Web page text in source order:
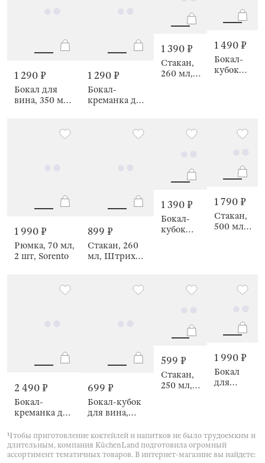
1 290 ₽
Бокал для
вина, 350 мл,
1 290 ₽
Бокал-
креманка для
Цветы, Lazio
1 390 ₽
Стакан,
260 мл, 2
1 490 ₽
Бокал-
кубок
1 990 ₽
Рюмка, 70 мл,
2 шт, Sorento
899 ₽
Стакан, 260
мл, Штрихи,
1 390 ₽
Бокал-
кубок
Nors color
1 790 ₽
Стакан,
500 мл,
2 490 ₽
Бокал-
креманка для
250 мл, 2 шт,
Marlengo
699 ₽
Бокал-кубок
для вина,
599 ₽
Стакан,
250 мл,
1 990 ₽
Бокал
для
Чтобы приготовление коктейлей и напитков не было трудоемким и
длительным, компания KüchenLand подготовила огромный
ассортимент тематичных товаров. В интернет-магазине вы найдете: